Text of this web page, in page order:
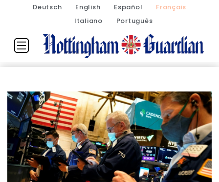
Deutsch English Español
Français
Italiano
Português